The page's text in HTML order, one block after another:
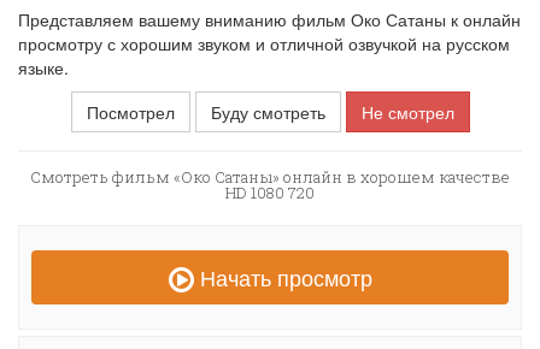
Представляем вашему вниманию фильм Око Сатаны к онлайн
просмотру с хорошим звуком и отличной озвучкой на русском
языке.
Посмотрел
Буду смотреть Не смотрел
Смотреть фильм «Око Сатаны» онлайн в хорошем качестве
HD 1080 720
Начать просмотр